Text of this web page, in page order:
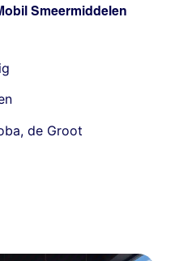
Smeermiddelen
,de Groot